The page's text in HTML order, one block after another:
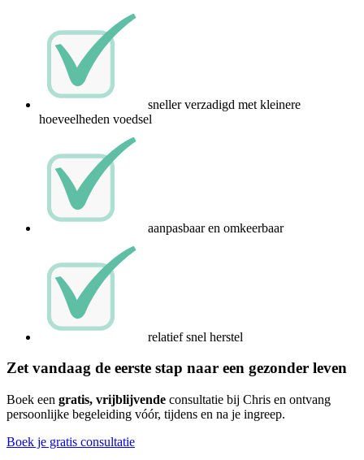
sneller verzadigd met kleinere
hoeveelheden voedsel
aanpasbaar en omkeerbaar
relatief snel herstel
Zet vandaag de eerste stap naar een gezonder leven
Boek een gratis, vrijblijvende consultatie bij Chris en ontvang
persoonlijke begeleiding vóór, tijdens en na je ingreep.
Boek je gratis consultatie